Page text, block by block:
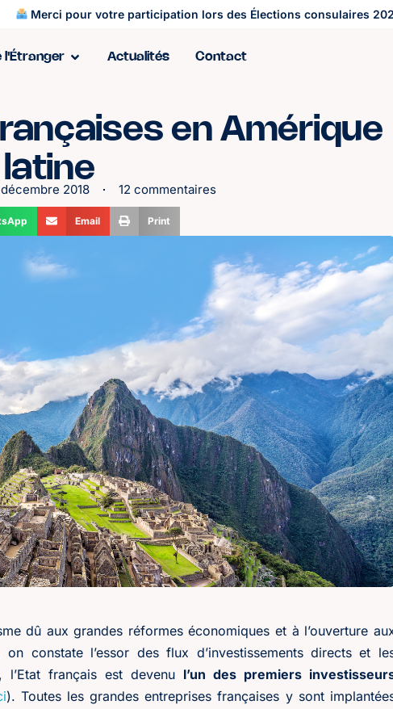
Merci pour votre participation lors des Élections consulaires
l'Étranger Actualités Contact
en Amérique
latine
décembre 2018 12 commentaires
Email Print
dû aux grandes réformes économiques et à l’ouverture
constate l’essor des flux d’investissements directs et
français est devenu l’un des premiers
). Toutes les grandes entreprises françaises y sont